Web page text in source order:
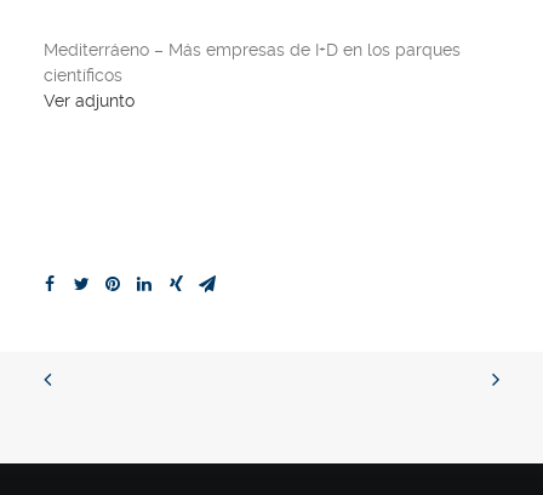
Mediterráeno – Más empresas de I+D en los parques
científicos
Ver adjunto